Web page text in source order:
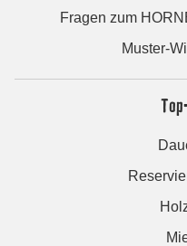
Fragen zum
Muster-